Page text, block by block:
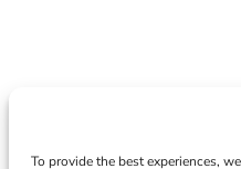
To provide the best experiences,